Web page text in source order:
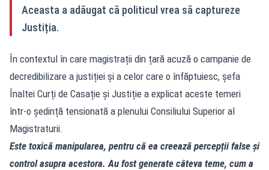
Aceasta a adăugat că politicul vrea să captureze
Justiția.
În contextul în care magistrații din țară acuză o campanie de
decredibilizare a justiției și a celor care o înfăptuiesc, șefa
Înaltei Curți de Casație și Justiție a explicat aceste temeri
într-o ședință tensionată a plenului Consiliului Superior al
Magistraturii.
Este toxică manipularea, pentru că ea creează percepții false și
control asupra acestora. Au fost generate câteva teme, cum a